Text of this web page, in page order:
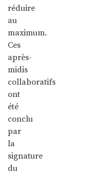
réduire
au
maximum.
Ces
après-
midis
collaboratifs
ont
été
conclu
par
la
signature
du